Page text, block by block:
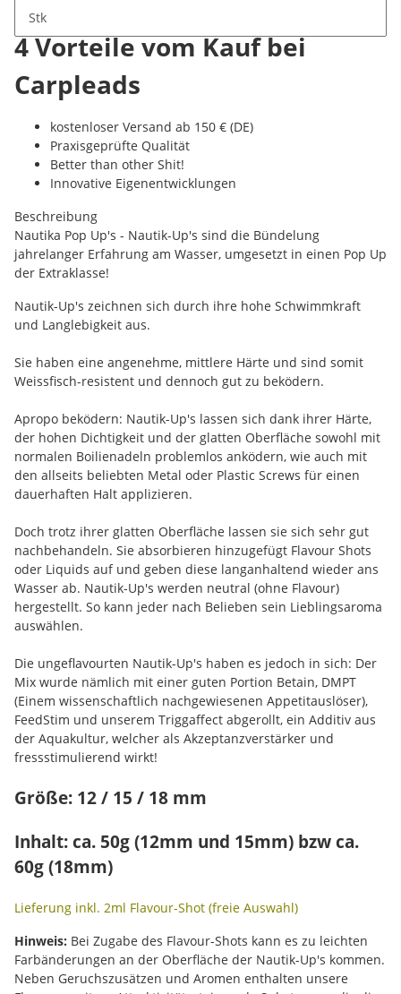
Stk
4 Vorteile vom Kauf bei
Carpleads
kostenloser Versand ab 150 € (DE)
Praxisgeprüfte Qualität
Better than other Shit!
Innovative Eigenentwicklungen
Beschreibung
Nautika Pop Up's - Nautik-Up's sind die Bündelung
jahrelanger Erfahrung am Wasser, umgesetzt in einen Pop Up
der Extraklasse!
Nautik-Up's zeichnen sich durch ihre hohe Schwimmkraft
und Langlebigkeit aus.
Sie haben eine angenehme, mittlere Härte und sind somit
Weissfisch-resistent und dennoch gut zu beködern.
Apropo beködern: Nautik-Up's lassen sich dank ihrer Härte,
der hohen Dichtigkeit und der glatten Oberfläche sowohl mit
normalen Boilienadeln problemlos anködern, wie auch mit
den allseits beliebten Metal oder Plastic Screws für einen
dauerhaften Halt applizieren.
Doch trotz ihrer glatten Oberfläche lassen sie sich sehr gut
nachbehandeln. Sie absorbieren hinzugefügt Flavour Shots
oder Liquids auf und geben diese langanhaltend wieder ans
Wasser ab. Nautik-Up's werden neutral (ohne Flavour)
hergestellt. So kann jeder nach Belieben sein Lieblingsaroma
auswählen.
Die ungeflavourten Nautik-Up's haben es jedoch in sich: Der
Mix wurde nämlich mit einer guten Portion Betain, DMPT
(Einem wissenschaftlich nachgewiesenen Appetitauslöser),
FeedStim und unserem Triggaffect abgerollt, ein Additiv aus
der Aquakultur, welcher als Akzeptanzverstärker und
fressstimulierend wirkt!
Größe: 12 / 15 / 18 mm
Inhalt: ca. 50g (12mm und 15mm) bzw ca.
60g (18mm)
Lieferung inkl. 2ml Flavour-Shot (freie Auswahl)
Hinweis: Bei Zugabe des Flavour-Shots kann es zu leichten
Farbänderungen an der Oberfläche der Nautik-Up's kommen.
Neben Geruchszusätzen und Aromen enthalten unsere